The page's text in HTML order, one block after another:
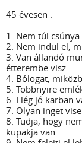
45 évesen :
1. Nem túl
2. Nem indul el,
3. Van állandó
étterembe visz
4. Bólogat,
5. Többnyire
6. Elég jó karban
7. Olyan inget
8. Tudja, hogy
kupakja van.